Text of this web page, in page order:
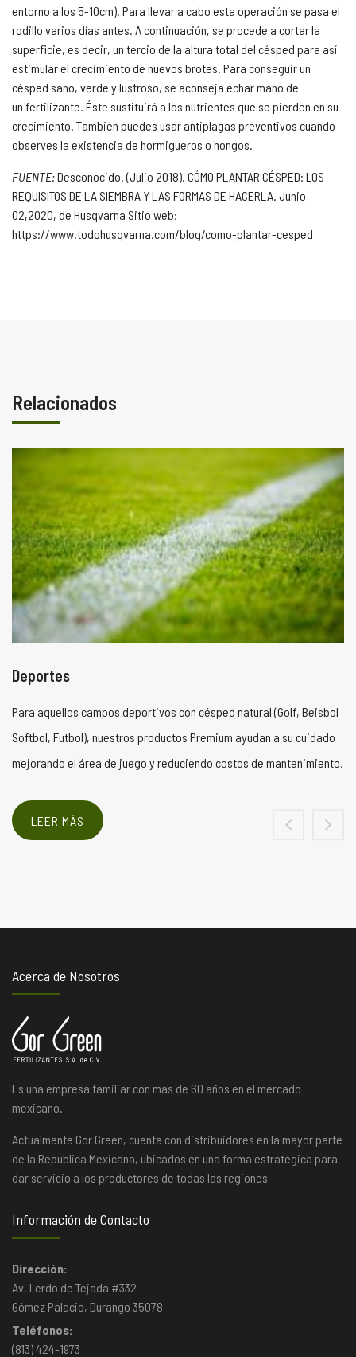
entorno a los 5-10cm). Para llevar a cabo esta operación se pasa el
rodillo varios días antes. A continuación, se procede a cortar la
superficie, es decir, un tercio de la altura total del césped para así
estimular el crecimiento de nuevos brotes. Para conseguir un
césped sano, verde y lustroso, se aconseja echar mano de
un fertilizante. Éste sustituirá a los nutrientes que se pierden en su
crecimiento. También puedes usar antiplagas preventivos cuando
observes la existencia de hormigueros o hongos.
FUENTE:Desconocido. (Julio 2018). CÓMO PLANTAR CÉSPED: LOS
REQUISITOS DE LA SIEMBRA Y LAS FORMAS DE HACERLA. Junio
02,2020, de Husqvarna Sitio web:
https://www.todohusqvarna.com/blog/como-plantar-cesped
Relacionados
Deportes
Para aquellos campos deportivos con césped natural (Golf, Beisbol
Softbol, Futbol), nuestros productos Premium ayudan a su cuidado
mejorando el área de juego y reduciendo costos de mantenimiento.
LEER MÁS
Acerca de Nosotros
Es una empresa familiar con mas de 60 años en el mercado
mexicano.
Actualmente Gor Green, cuenta con distribuidores en la mayor parte
de la Republica Mexicana, ubicados en una forma estratégica para
dar servicio a los productores de todas las regiones
Información de Contacto
Dirección:
Av. Lerdo de Tejada #332
Gómez Palacio, Durango 35078
Teléfonos:
(813) 424-1973